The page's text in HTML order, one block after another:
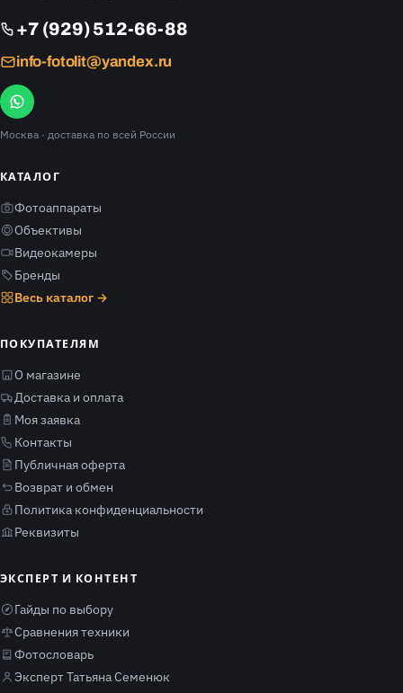
+7 (929) 512-66-88
info-fotolit@yandex.ru
Москва · доставка по всей России
КАТАЛОГ
Фотоаппараты
Объективы
Видеокамеры
Бренды
Весь каталог →
ПОКУПАТЕЛЯМ
О магазине
Доставка и оплата
Моя заявка
Контакты
Публичная оферта
Возврат и обмен
Политика конфиденциальности
Реквизиты
ЭКСПЕРТ И КОНТЕНТ
Гайды по выбору
Сравнения техники
Фотословарь
Эксперт Татьяна Семенюк